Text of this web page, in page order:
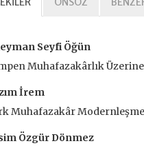
TL
TL
Kargoda
Seyfi Öğün
Muhafazakârlık Üzerine
İrem
Muhafazakâr
Özgür Dönmez